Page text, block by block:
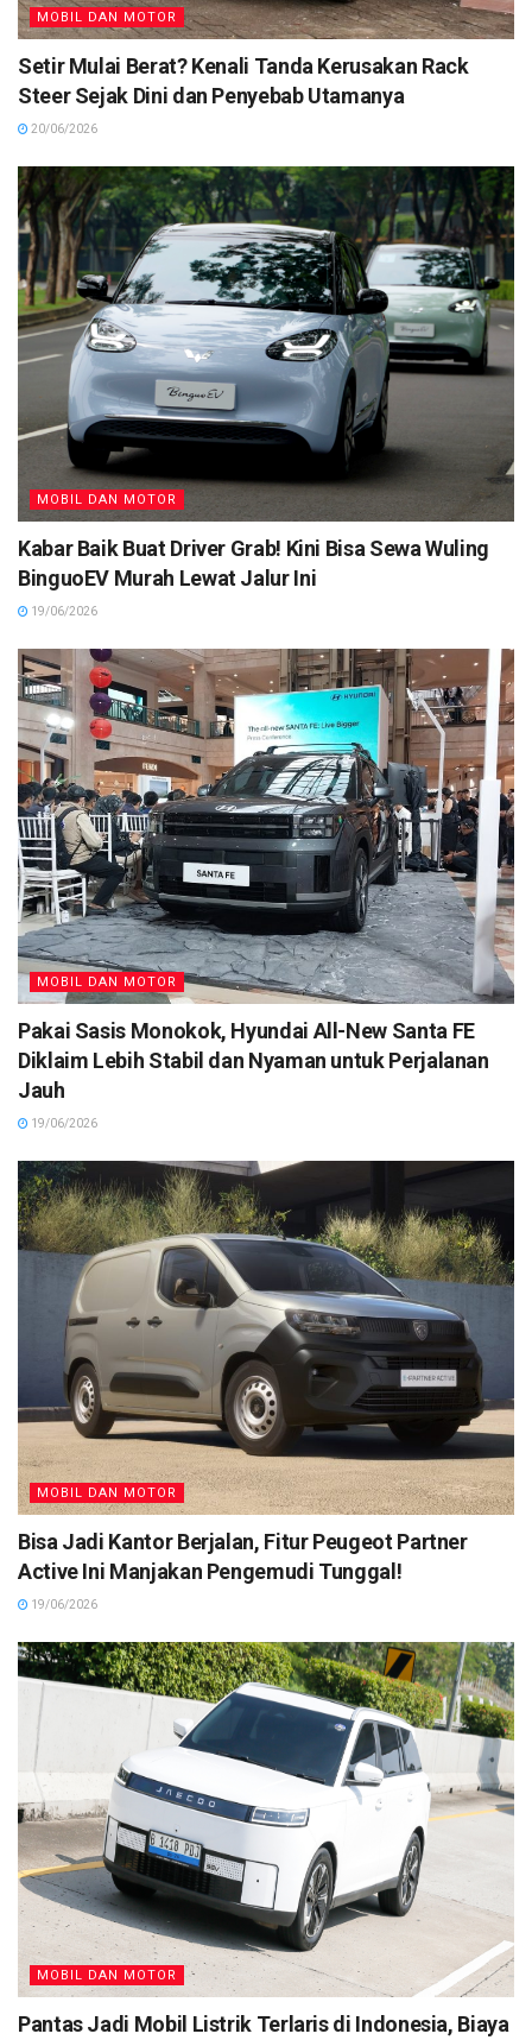
MOBIL DAN MOTOR
Setir Mulai Berat? Kenali Tanda Kerusakan Rack
Steer Sejak Dini dan Penyebab Utamanya
20/06/2026
MOBIL DAN MOTOR
Kabar Baik Buat Driver Grab! Kini Bisa Sewa Wuling
BinguoEV Murah Lewat Jalur Ini
19/06/2026
MOBIL DAN MOTOR
Pakai Sasis Monokok, Hyundai All-New Santa FE
Diklaim Lebih Stabil dan Nyaman untuk Perjalanan
Jauh
19/06/2026
MOBIL DAN MOTOR
Bisa Jadi Kantor Berjalan, Fitur Peugeot Partner
Active Ini Manjakan Pengemudi Tunggal!
19/06/2026
MOBIL DAN MOTOR
Pantas Jadi Mobil Listrik Terlaris di Indonesia, Biaya